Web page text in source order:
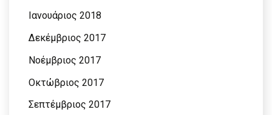
Ιανουάριος 2018
Δεκέμβριος 2017
Νοέμβριος 2017
Οκτώβριος 2017
Σεπτέμβριος 2017